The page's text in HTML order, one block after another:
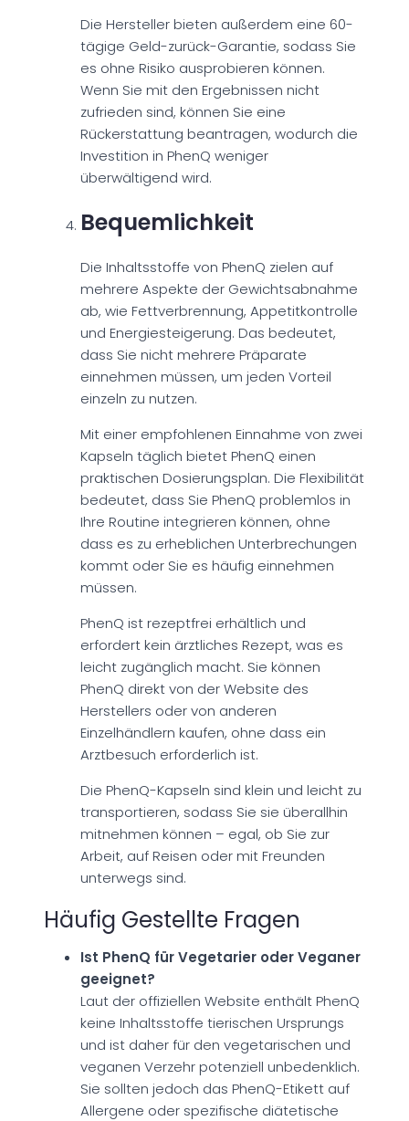
Die Hersteller bieten außerdem eine 60-
tägige Geld-zurück-Garantie, sodass Sie
es ohne Risiko ausprobieren können.
Wenn Sie mit den Ergebnissen nicht
zufrieden sind, können Sie eine
Rückerstattung beantragen, wodurch die
Investition in PhenQ weniger
überwältigend wird.
Bequemlichkeit
Die Inhaltsstoffe von PhenQ zielen auf
mehrere Aspekte der Gewichtsabnahme
ab, wie Fettverbrennung, Appetitkontrolle
und Energiesteigerung. Das bedeutet,
dass Sie nicht mehrere Präparate
einnehmen müssen, um jeden Vorteil
einzeln zu nutzen.
Mit einer empfohlenen Einnahme von zwei
Kapseln täglich bietet PhenQ einen
praktischen Dosierungsplan. Die Flexibilität
bedeutet, dass Sie PhenQ problemlos in
Ihre Routine integrieren können, ohne
dass es zu erheblichen Unterbrechungen
kommt oder Sie es häufig einnehmen
müssen.
PhenQ ist rezeptfrei erhältlich und
erfordert kein ärztliches Rezept, was es
leicht zugänglich macht. Sie können
PhenQ direkt von der Website des
Herstellers oder von anderen
Einzelhändlern kaufen, ohne dass ein
Arztbesuch erforderlich ist.
Die PhenQ-Kapseln sind klein und leicht zu
transportieren, sodass Sie sie überallhin
mitnehmen können – egal, ob Sie zur
Arbeit, auf Reisen oder mit Freunden
unterwegs sind.
Häufig Gestellte Fragen
Ist PhenQ für Vegetarier oder Veganer
geeignet?
Laut der offiziellen Website enthält PhenQ
keine Inhaltsstoffe tierischen Ursprungs
und ist daher für den vegetarischen und
veganen Verzehr potenziell unbedenklich.
Sie sollten jedoch das PhenQ-Etikett auf
Allergene oder spezifische diätetische